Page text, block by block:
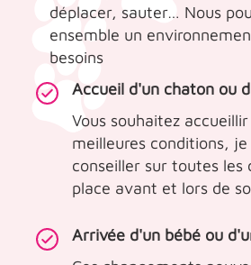
déplacer, sauter… Nous
ensemble un
besoins
Accueil d'un chaton ou
Vous souhaitez
meilleures conditions,
conseiller sur toutes les
place avant et lors de
Arrivée d'un bébé ou